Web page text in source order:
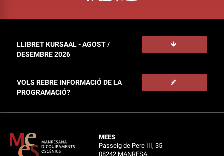
LLIBRET KURSAAL - AGOST /
DESEMBRE 2026
VOLS REBRE INFORMACIÓ DE LA
PROGRAMACIÓ?
MEES
Passeig de Pere III, 35
08242 MANRESA